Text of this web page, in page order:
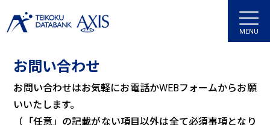
MENU
お問い合わせ
お問い合わせはお気軽にお電話かWEBフォームからお願
いいたします。
（「任意」の記載がない項目以外は全て必須事項となり